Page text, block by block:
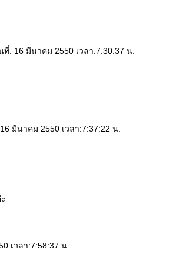
ที่: 16 มีนาคม 2550 เวลา:7:30:37 น.
มีนาคม 2550 เวลา:7:37:22 น.
เวลา:7:58:37 น.